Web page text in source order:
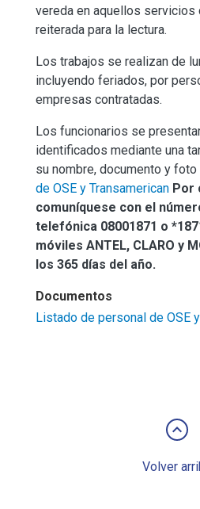
vereda en aquellos servicios
reiterada para la lectura.
Los trabajos se realizan de
incluyendo feriados, por
empresas contratadas.
Los funcionarios se
identificados mediante una
su nombre, documento y foto
de OSE y Transamerican Por
comuníquese con el
telefónica 08001871 o
móviles ANTEL, CLARO y
los 365 días del año.
Documentos
Listado de personal de OSE
keyboard_arrow_up
Volver